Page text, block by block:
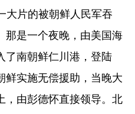
大片的被朝鲜人民军吞
那是一个夜晚，由美国海
了南朝鲜仁川港，登陆
鲜实施无偿援助，当晚大
，由彭德怀直接领导。北